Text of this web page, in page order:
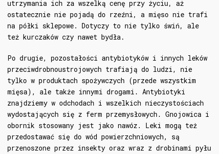
utrzymania ich za wszelką cenę przy życiu, aż
ostatecznie nie pojadą do rzeźni, a mięso nie trafi
na półki sklepowe. Dotyczy to nie tylko świń, ale
też kurczaków czy nawet bydła.
Po drugie, pozostałości antybiotyków i innych leków
przeciwdrobnoustrojowych trafiają do ludzi, nie
tylko w produktach spożywczych (przede wszystkim
mięsa), ale także innymi drogami. Antybiotyki
znajdziemy w odchodach i wszelkich nieczystościach
wydostających się z ferm przemysłowych. Gnojowica i
obornik stosowany jest jako nawóz. Leki mogą też
przedostawać się do wód powierzchniowych, są
przenoszone przez insekty oraz wraz z drobinami pyłu